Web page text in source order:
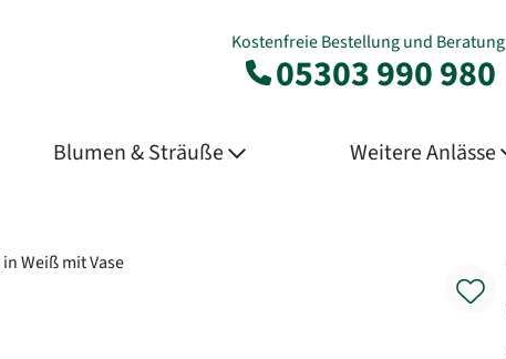
Kostenfreie Bestellung und Beratung
05303 990 980
Blumen & Sträuße Weitere Anlässe